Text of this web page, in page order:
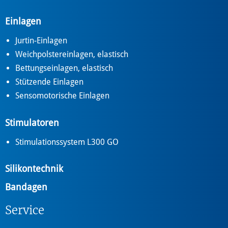
Einlagen
Jurtin-Einlagen
Weichpolstereinlagen, elastisch
Bettungseinlagen, elastisch
Stützende Einlagen
Sensomotorische Einlagen
Stimulatoren
Stimulationssystem L300 GO
Silikontechnik
Bandagen
Service